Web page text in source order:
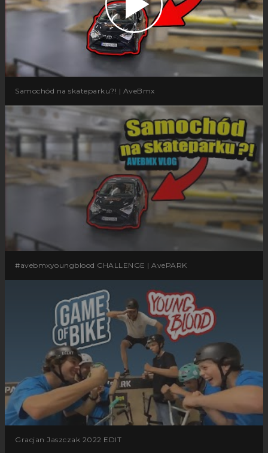
Samochód na skateparku?! | AveBmx
#avebmxyoungblood CHALLENGE | AvePARK
Gracjan Jaszczak 2022 EDIT